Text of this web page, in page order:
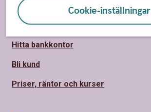
Cookie-inställningar
Kundservice
Spärrhjälp
Hitta bankkontor
Bli kund
Priser, räntor och kurser